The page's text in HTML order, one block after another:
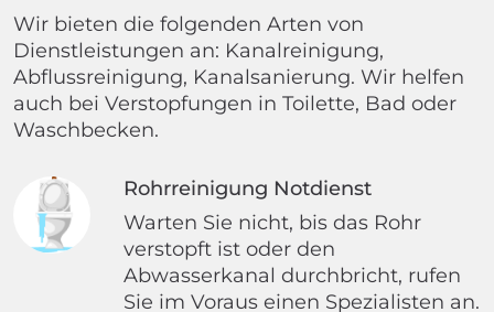
Wir bieten die folgenden Arten von
Dienstleistungen an: Kanalreinigung,
Abflussreinigung, Kanalsanierung. Wir helfen
auch bei Verstopfungen in Toilette, Bad oder
Waschbecken.
Rohrreinigung Notdienst
Warten Sie nicht, bis das Rohr
verstopft ist oder den
Abwasserkanal durchbricht, rufen
Sie im Voraus einen Spezialisten an.